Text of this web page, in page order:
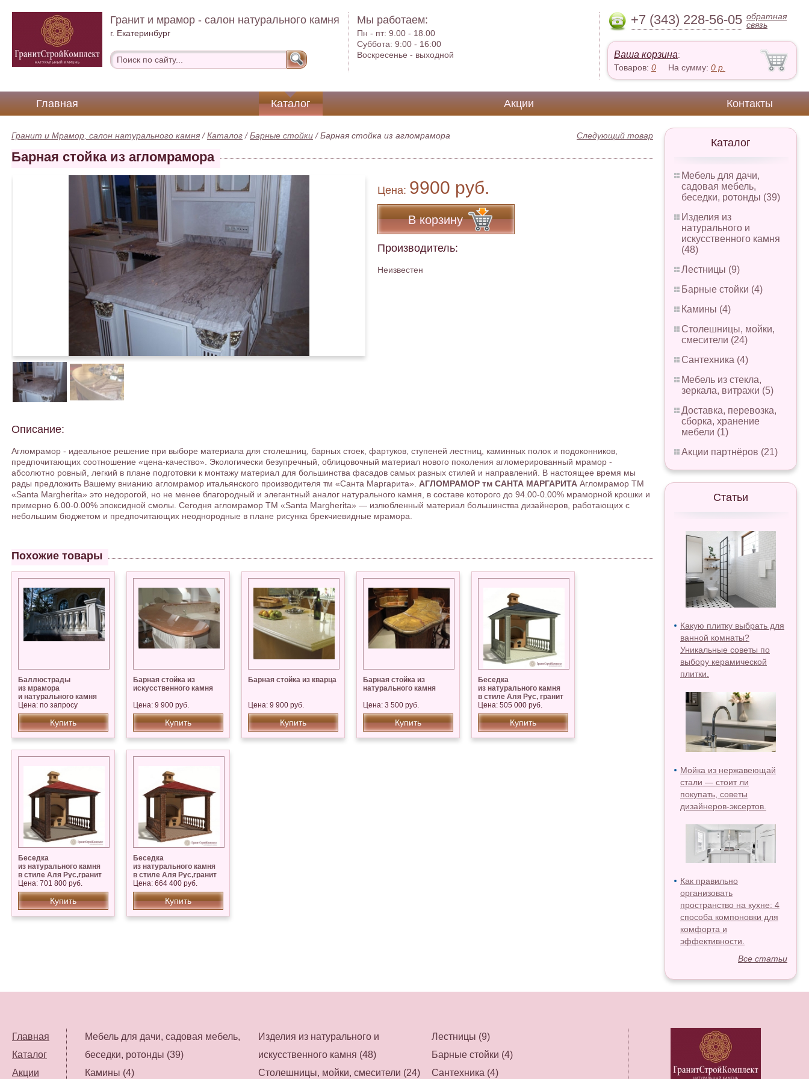
Гранит и мрамор - салон натурального камня
г. Екатеринбург
Мы работаем:
Пн - пт:9.00 - 18.00
Суббота:9:00 - 16:00
Воскресенье - выходной
+7 (343) 228-56-05 обратная
связь
Ваша корзина:
Товаров: 0 На сумму: 0 р.
Главная Каталог Акции Контакты
Каталог
Мебель для дачи,
садовая мебель,
беседки, ротонды (39)
Изделия из
натурального и
искусственного камня
(48)
Лестницы (9)
Барные стойки (4)
Камины (4)
Столешницы, мойки,
смесители (24)
Сантехника (4)
Мебель из стекла,
зеркала, витражи (5)
Доставка, перевозка,
сборка, хранение
мебели (1)
Акции партнёров (21)
Статьи
Какую плитку выбрать для
ванной комнаты?
Уникальные советы по
выбору керамической
плитки.
Мойка из нержавеющай
стали — стоит ли
покупать, советы
дизайнеров-эксертов.
Как правильно
организовать
пространство на кухне: 4
способа компоновки для
комфорта и
эффективности.
Все статьи
Следующий товар
Гранит и Мрамор, салон натурального камня /Каталог /Барные стойки /Барная стойка из агломрамора
Барная стойка из агломрамора
Цена: 9900 руб.
В корзину
Производитель:
Неизвестен
Описание:
Агломрамор - идеальное решение при выборе материала для столешниц, барных стоек, фартуков, ступеней лестниц, каминных полок и подоконников,
предпочитающих соотношение «цена-качество». Экологически безупречный, облицовочный материал нового поколения агломерированный мрамор -
абсолютно ровный, легкий в плане подготовки к монтажу материал для большинства фасадов самых разных стилей и направлений. В настоящее время мы
рады предложить Вашему внианию агломрамор итальянского производителя тм «Санта Маргарита». АГЛОМРАМОР тм САНТА МАРГАРИТА Агломрамор ТМ
«Santa Margherita» это недорогой, но не менее благородный и элегантный аналог натурального камня, в составе которого до 94.00-0.00% мраморной крошки и
примерно 6.00-0.00% эпоксидной смолы. Сегодня агломрамор ТМ «Santa Margherita» — излюбленный материал большинства дизайнеров, работающих с
небольшим бюджетом и предпочитающих неоднородные в плане рисунка брекчиевидные мрамора.
Похожие товары
Баллюстрады
из мрамора
и натурального камня
Цена: по запросу
Купить
Барная стойка из
искусственного камня
Цена: 9 900 руб.
Купить
Барная стойка из кварца
Цена: 9 900 руб.
Купить
Барная стойка из
натурального камня
Цена: 3 500 руб.
Купить
Беседка
из натурального камня
в стиле Аля Рус, гранит
Мансуровский
Цена: 505 000 руб.
Купить
Беседка
из натурального камня
в стиле Аля Рус,гранит
Цена: 701 800 руб.
Купить
Беседка
из натурального камня
в стиле Аля Рус,гранит
Капустинский
Цена: 664 400 руб.
Купить
Главная
Каталог
Акции
Мебель для дачи, садовая мебель,
беседки, ротонды (39)
Изделия из натурального и
искусственного камня (48)
Лестницы (9)
Барные стойки (4)
Камины (4)
Столешницы, мойки, смесители (24) Сантехника (4)